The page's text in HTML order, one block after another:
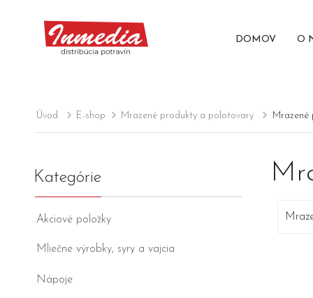
DOMOV O
Úvod E-shop Mrazené produkty a polotovary Mrazené
Kategórie
Akciové položky
Mliečne výrobky, syry a vajcia
Nápoje